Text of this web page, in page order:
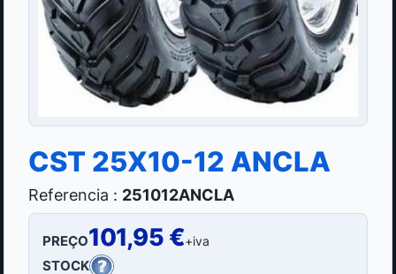
CST 25X10-12 ANCLA
Referencia : 251012ANCLA
PREÇO101,95 €+iva
STOCK